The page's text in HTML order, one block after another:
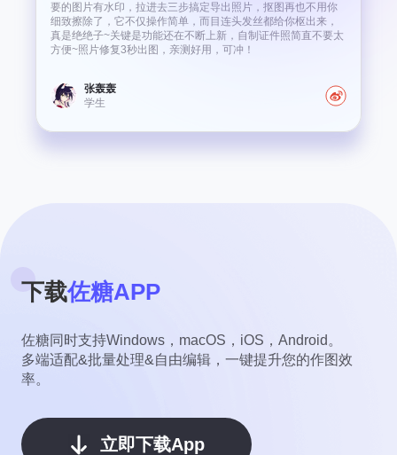
要的图片有水印，拉进去三步搞定导出照片，抠图再也不用你
细致擦除了，它不仅操作简单，而目连头发丝都给你枢出来，
真是绝绝子~关键是功能还在不断上新，自制证件照简直不要太
方便~照片修复3秒出图，亲测好用，可冲！
张轰轰
学生
下载佐糖APP
佐糖同时支持Windows，macOS，iOS，Android。
多端适配&批量处理&自由编辑，一键提升您的作图效
率。
立即下载App